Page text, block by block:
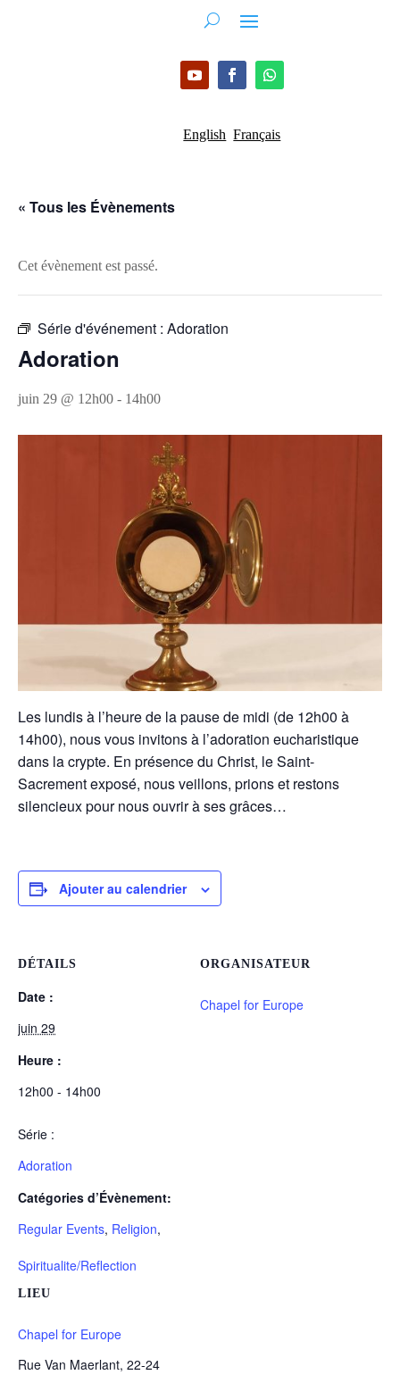
English Français
« Tous les Évènements
Cet évènement est passé.
Série d'événement : Adoration
Adoration
juin 29 @ 12h00 - 14h00
Les lundis à l’heure de la pause de midi (de 12h00 à
14h00), nous vous invitons à l’adoration eucharistique
dans la crypte. En présence du Christ, le Saint-
Sacrement exposé, nous veillons, prions et restons
silencieux pour nous ouvrir à ses grâces…
Ajouter au calendrier
DÉTAILS
Date :
juin 29
Heure :
12h00 - 14h00
Série :
Adoration
Catégories d’Évènement:
Regular Events, Religion,
Spiritualite/Reflection
LIEU
Chapel for Europe
Rue Van Maerlant, 22-24
ORGANISATEUR
Chapel for Europe